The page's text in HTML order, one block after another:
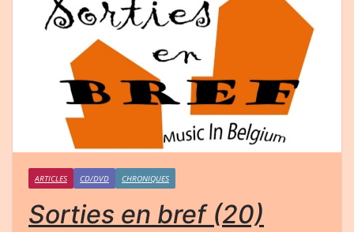
ARTICLES CD/DVD CHRONIQUES
Sorties en bref (20)